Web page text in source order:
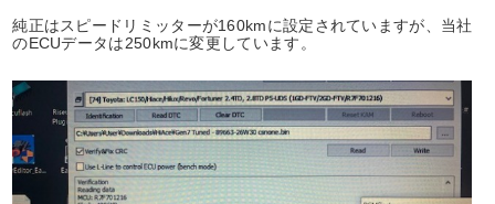
純正はスピードリミッターが160kmに設定されていますが、当社
のECUデータは250kmに変更しています。